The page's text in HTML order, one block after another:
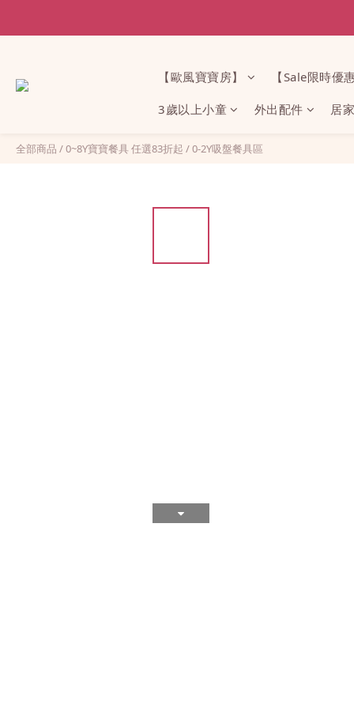
【歐風寶寶房】 【Sale限時優
3歲以上小童 外出配件 居
全部商品 /0~8Y寶寶餐具 任選83折起 /0-2Y吸盤餐具區